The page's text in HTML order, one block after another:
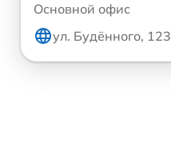
Основной офис
ул. Будённого, 123